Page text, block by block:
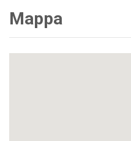
Mappa